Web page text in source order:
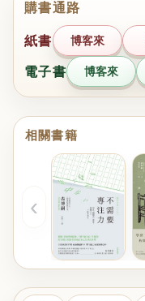
購書通路
紙書 博客來
電子書 博客來
相關書籍
‹